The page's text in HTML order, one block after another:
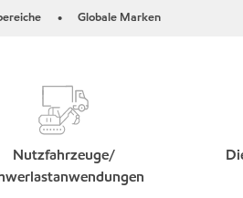
• Globale Marken
Nutzfahrzeuge/